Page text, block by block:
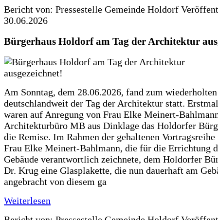
Bericht von: Pressestelle Gemeinde Holdorf
30.06.2026
Bürgerhaus Holdorf am Tag der Architektur
Am Sonntag, dem 28.06.2026, fand zum
deutschlandweit der Tag der Architektur statt.
waren auf Anregung von Frau Elke Meinert-
Architekturbüro MB aus Dinklage das Holdorfer
die Remise. Im Rahmen der gehaltenen
Frau Elke Meinert-Bahlmann, die für die Errichtung
Gebäude verantwortlich zeichnete, dem Holdorfer
Dr. Krug eine Glasplakette, die nun dauerhaft am
angebracht von diesem ga
Weiterlesen